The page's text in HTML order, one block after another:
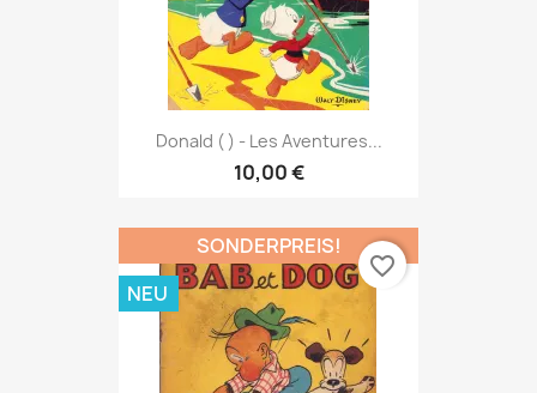
Donald ( ) - Les Aventures...
10,00 €
SONDERPREIS!
NEU
favorite_border